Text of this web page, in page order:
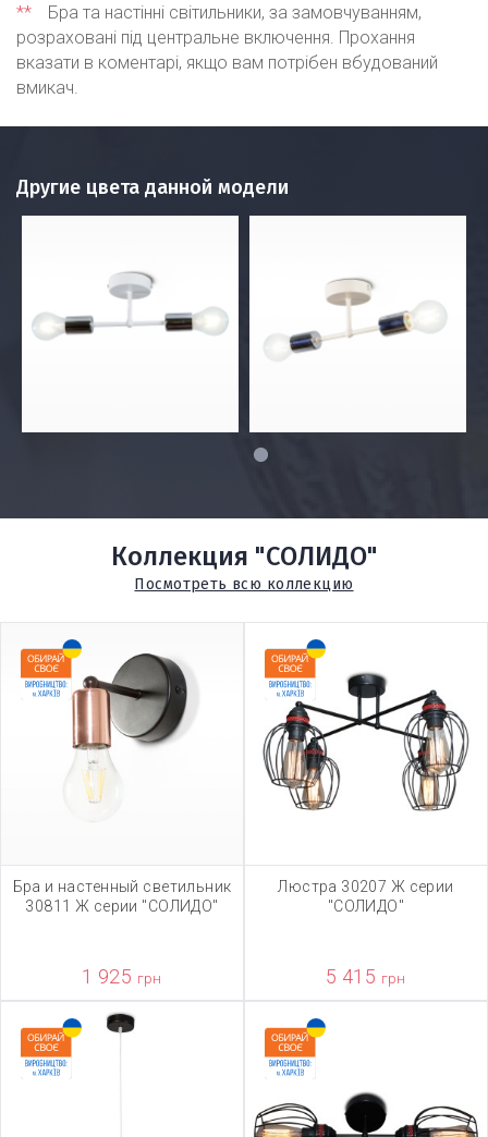
**
Бра та настінні світильники, за замовчуванням,
розраховані під центральне включення. Прохання
вказати в коментарі, якщо вам потрібен вбудований
вмикач.
Другие цвета данной модели
1
Коллекция "СОЛИДО"
Посмотреть всю коллекцию
Бра и настенный светильник
30811 Ж серии "СОЛИДО"
1 925 грн
Люстра 30207 Ж серии
"СОЛИДО"
5 415 грн